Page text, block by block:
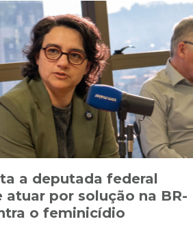
a deputada federal
atuar por solução na BR-
o feminicídio